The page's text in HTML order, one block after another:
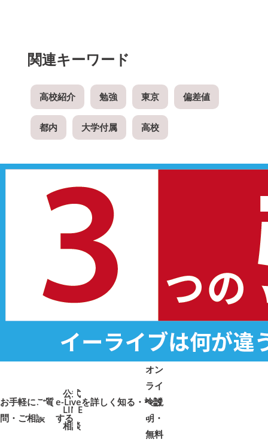
関連キーワード
高校紹介 勉強 東京 偏差値
都内 大学付属 高校
公式
LINE
相談
お手軽にご質
問・ご相談➜ ➜
オン
ライ
ン説
明・
無料
e-Liveを詳しく知る・検討
する
➜➜